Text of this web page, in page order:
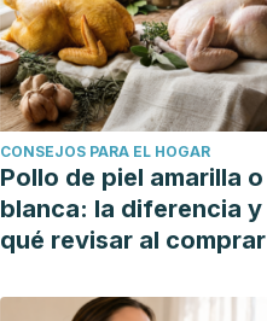
CONSEJOS PARA EL HOGAR
Pollo de piel amarilla o
blanca: la diferencia y
qué revisar al comprar